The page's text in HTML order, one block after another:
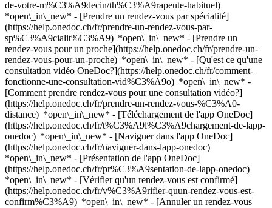
de-votre-m%C3%A9decin/th%C3%A9rapeute-habituel)
*open\_in\_new* - [Prendre un rendez-vous par spécialité]
(https://help.onedoc.ch/fr/prendre-un-rendez-vous-par-
sp%C3%A9cialit%C3%A9) *open\_in\_new* - [Prendre un
rendez-vous pour un proche](https://help.onedoc.ch/fr/prendre-un-
rendez-vous-pour-un-proche) *open\_in\_new* - [Qu'est ce qu'une
consultation vidéo OneDoc?](https://help.onedoc.ch/fr/comment-
fonctionne-une-consultation-vid%C3%A9o) *open\_in\_new* -
[Comment prendre rendez-vous pour une consultation vidéo?]
(https://help.onedoc.ch/fr/prendre-un-rendez-vous-%C3%A0-
distance) *open\_in\_new* - [Téléchargement de l'app OneDoc]
(https://help.onedoc.ch/fr/t%C3%A9l%C3%A9chargement-de-lapp-
onedoc) *open\_in\_new* - [Naviguer dans l'app OneDoc]
(https://help.onedoc.ch/fr/naviguer-dans-lapp-onedoc)
*open\_in\_new* - [Présentation de l'app OneDoc]
(https://help.onedoc.ch/fr/pr%C3%A9sentation-de-lapp-onedoc)
*open\_in\_new* - [Vérifier qu'un rendez-vous est confirmé](https://help.onedoc.ch/fr/v%C3%A9rifier-quun-rendez-vous-est-confirm%C3%A9) *open\_in\_new* - [Annuler un rendez-vous pris en ligne sur OneDoc](https://help.onedoc.ch/fr/annuler-un-rendez-vous-pris-en-ligne-sur-onedoc) *open\_in\_new* - [Je ne reçois pas de confirmation de rendez-vous](https://help.onedoc.ch/fr/je-ne-re%C3%A7ois-pas-de-confirmation-de-rendez-vous) *open\_in\_new* [Voir tous nos articles *open\_in\_new*](https://help.onedoc.ch/fr/) close ## Modifier votre recherche ![Maison avec un signe plus annonçant qu’une consultation peut être effectuée sur place](https://www.onedoc.ch/assets/images/icons/on-site.svg) Sur place ![Caméra avec un symbole lecture annonçant qu’une consultation peut être effectuée à distance en vidéo](https://www.onedoc.ch/assets/images/icons/remote.svg) À distance Rechercher #### Spécialités #### Praticiens #### Établissements edit Acupuncteur à Genève tune Filtrer par Nouveaux patients*keyboard\_arrow\_down* - Acceptés*check\_circle* Langue parlée*keyboard\_arrow\_down* - Allemand*check\_circle* - Anglais*check\_circle* - Arabe*check\_circle* - Chinois*check\_circle* - Croate*check\_circle* - Espagnol*check\_circle* - Français*check\_circle* - Hindi*check\_circle* - Italien*check\_circle* - Japonais*check\_circle* - Letton*check\_circle* - Polonais*check\_circle* - Portugais*check\_circle* - Roumain*check\_circle* - Russe*check\_circle* - Serbe*check\_circle* - Slovaque*check\_circle* - Tchèque*check\_circle* - Turc*check\_circle* - Vietnamien*check\_circle* Sexe*keyboard\_arrow\_down* - Femme*check\_circle* - Homme*check\_circle* Réseau*keyboard\_arrow\_down* - ASCA*check\_circle* - RME*check\_circle* - REMED*check\_circle* - NVS*check\_circle* - Medbase*check\_circle* - APTN*check\_circle* - Magellan*check\_circle* - Réseau Delta*check\_circle* Disponibilité*keyboard\_arrow\_down* - Disponible aujourdhui*check\_circle* - Dans les 3 prochains jours*check\_circle* - Dans les 7 prochains jours*check\_circle* - Dans les 14 prochains jours*check\_circle* # Acupuncture dans les environs de Genève: prenez rendez-vous en ligne aujourd'hui [![M. Chunli Fan, acupuncteur à Meyrin](https://assets.onedoc.ch/images/users/cf6279b1e98787b6512078cea78f8fcf88008345bebde503b70b9f199b593f47-small.png "M. Chunli Fan, acupuncteur à Meyrin")](https://www.onedoc.ch/fr/acupuncteur/meyrin/pxph/chunli-fan) ### [M. Chunli Fan](https://www.onedoc.ch/fr/acupuncteur/meyrin/pxph/chunli-fan) ![Badge indiquant un profil vérifié](https://www.onedoc.ch/assets/images/icons/checkmark.svg) [Acupuncteur](https://www.onedoc.ch/fr/acupuncteur/meyrin) [Dr Dong Clinique](https://www.onedoc.ch/fr/cabinet-paramedical/meyrin/epzv/dr-dong-clinique) Avenue de Feuillasse 24 1217 Meyrin ![M. Chunli Fan est affilié au réseau ASCA](https://assets.onedoc.ch/images/networks/logos/496d325fd4282f2f0a46197dd629fd16fcd2d324839e441a2a65aaa74df08a15-small.png)![M. Chunli Fan est affilié au réseau RME](https://assets.onedoc.ch/images/networks/logos/a202aabd14cdddb5ff03205af2481fb805645ff903773c55a6c572d22f23762e-small.png) ![Icône patient avec un signe plus annonçant que le professionnel accepte de nouveaux patients](https://www.onedoc.ch/assets/images/icons/new-patients.svg)Accepte les nouveaux patients [Réserver un RDV](https://www.onedoc.ch/fr/acupuncteur/meyrin/pxph/chunli-fan) *chevron\_left* dim. 02 août *chevron\_right* Voir plus de rendez-vous *error\_outline* Une erreur s'est produite lors du chargement des disponibilités [Réessayer](https://www.onedoc.ch) [![Mme Virginie Grima, acupunctrice à Chêne-Bourg](https://assets.onedoc.ch/images/users/87133d0eb9f44ca44b011ba96ec245a690bcbff7fa3c988cce606d0740047a47-small.jpg "Mme Virginie Grima, acupunctrice à Chêne-Bourg")](https://www.onedoc.ch/fr/acupunctrice/chene-bourg/pcwkp/virginie-grima) ### [Mme Virginie Grima](https://www.onedoc.ch/fr/acupunctrice/chene-bourg/pcwkp/virginie-grima) ![Badge indiquant un profil vérifié](https://www.onedoc.ch/assets/images/icons/checkmark.svg) [Acupunctrice](https://www.onedoc.ch/fr/acupuncteur/chene-bourg) Cabinet Medecine Chinoise/Reflexologie de Mme Virginie Grima Rue du Gothard 1 1225 Chêne-Bourg ![Mme Virginie Grima est affiliée au réseau ASCA](https://assets.onedoc.ch/images/networks/logos/496d325fd4282f2f0a46197dd629fd16fcd2d324839e441a2a65aaa74df08a15-small.png) ![Icône patient avec un signe plus annonçant que le professionnel accepte de nouveaux patients](https://www.onedoc.ch/assets/images/icons/new-patients.svg)Accepte les nouveaux patients [Réserver un RDV](https://www.onedoc.ch/fr/acupunctrice/chene-bourg/pcwkp/virginie-grima) *chevron\_left* dim. 02 août *chevron\_right* Voir plus de rendez-vous *error\_outline* Une erreur s'est produite lors du chargement des disponibilités [Réessayer](https://www.onedoc.ch) [![M. Benjamin Besnard, acupuncteur à Plan-les-Ouates](https://assets.onedoc.ch/images/users/7266ae48f67c03474d62bfa10bf667fa7d330fdb3fbea983ca04c6fe2ae5e895-small.jpg "M. Benjamin Besnard, acupuncteur à Plan-les-Ouates")](https://www.onedoc.ch/fr/acupuncteur/plan-les-ouates/pc3bd/benjamin-besnard) ### [M. Benjamin Besnard](https://www.onedoc.ch/fr/acupuncteur/plan-les-ouates/pc3bd/benjamin-besnard) ![Badge indiquant un profil vérifié](https://www.onedoc.ch/assets/images/icons/checkmark.svg) [Acupuncteur](https://www.onedoc.ch/fr/acupuncteur/plan-les-ouates) Plan-les-Ouates - Route de Saint-Julien 176 Route de Saint-Julien 176 1228 Plan-les-Ouates ![M. Benjamin Besnard est affilié au réseau ASCA](https://assets.onedoc.ch/images/networks/logos/496d325fd4282f2f0a46197dd629fd16fcd2d324839e441a2a65aaa74df08a15-small.png)![M. Benjamin Besnard est affilié au réseau RME](https://assets.onedoc.ch/images/networks/logos/a202aabd14cdddb5ff03205af2481fb805645ff903773c55a6c572d22f23762e-small.png) ![Icône patient avec un signe plus annonçant que le professionnel accepte de nouveaux patients](https://www.onedoc.ch/assets/images/icons/new-patients.svg)Accepte les nouveaux patients [Réserver un RDV](https://www.onedoc.ch/fr/acupuncteur/plan-les-ouates/pc3bd/benjamin-besnard) *chevron\_left* dim. 02 août *chevron\_right* Voir plus de rendez-vous *error\_outline* Une erreur s'est produite lors du chargement des disponibilités [Réessayer](https://www.onedoc.ch) [![Mme Isabelle Briers, acupunctrice à Plan-les-Ouates](https://assets.onedoc.ch/images/users/57ed7189ed6563834b50beb48be6ada55699451232f6c0a2f7a19794e23b437f-small.jpg "Mme Isabelle Briers, acupunctrice à Plan-les-Ouates")](https://www.onedoc.ch/fr/acupunctrice/plan-les-ouates/pcfm2/isabelle-briers) ### [Mme Isabelle Briers](https://www.onedoc.ch/fr/acupunctrice/plan-les-ouates/pcfm2/isabelle-briers) ![Badge indiquant un profil vérifié](https://www.onedoc.ch/assets/images/icons/checkmark.svg) [Acupunctrice](https://www.onedoc.ch/fr/acupuncteur/plan-les-ouates) Centre à Corps Route de Saint-Julien 176 1228 Plan-les-Ouates ![Mme Isabelle Briers est affiliée au réseau ASCA](https://assets.onedoc.ch/images/networks/logos/496d325fd4282f2f0a46197dd629fd16fcd2d324839e441a2a65aaa74df08a15-small.png)![Mme Isabelle Briers est affiliée au réseau RME](https://assets.onedoc.ch/images/networks/logos/a202aabd14cdddb5ff03205af2481fb805645ff903773c55a6c572d22f23762e-small.png) ![Icône patient avec un signe plus annonçant que le professionnel accepte de nouveaux patients](https://www.onedoc.ch/assets/images/icons/new-patients.svg)Accepte les nouveaux patients [Réserver un RDV](https://www.onedoc.ch/fr/acupunctrice/plan-les-ouates/pcfm2/isabelle-briers) [![Mme Margaux de Caro, acupunctrice à Vandœuvres](https://assets.onedoc.ch/images/users/41c0b56155071db0a8f600d256a92061bd9a347e3a4bfc3fcc6e1cc8db5fe55f-small.jpg "Mme Margaux de Caro, acupunctrice à Vandœuvres")](https://www.onedoc.ch/fr/acupunctrice/vand%C5%93uvres/pkyl/margaux-de-caro) ### [Mme Margaux de Caro](https://www.onedoc.ch/fr/acupunctrice/vand%C5%93uvres/pkyl/margaux-de-caro) ![Badge indiquant un profil vérifié](https://www.onedoc.ch/assets/images/icons/checkmark.svg) [Acupunctrice](https://www.onedoc.ch/fr/acupuncteur/vand%C5%93uvres) Acupuncture & Natural Therapy Centre Vandoeuvres Chemin du Paradis 7 1253 Vandœuvres ![Mme Margaux de Caro est affiliée au réseau ASCA](https://assets.onedoc.ch/images/networks/logos/496d325fd4282f2f0a46197dd629fd16fcd2d324839e441a2a65aaa74df08a15-small.png)![Mme Margaux de Caro est affiliée au réseau RME](https://assets.onedoc.ch/images/networks/logos/a202aabd14cdddb5ff03205af2481fb805645ff903773c55a6c572d22f23762e-small.png) ![Icône patient avec un signe plus annonçant que le professionnel accepte de nouveaux patients](https://www.onedoc.ch/assets/images/icons/new-patients.svg)Accepte les nouveaux patients [Réserver un RDV](https://www.onedoc.ch/fr/acupunctrice/vand%C5%93uvres/pkyl/margaux-de-caro) [![M. Thomas Lachat, acupuncteur à Bernex](https://assets.onedoc.ch/images/users/88d40288a59cbfb1ad1f6d4e97a2ceac48f6409b8d58107ef90a490defceaa5f-small.jpg "M. Thomas Lachat, acupuncteur à Bernex")](https://www.onedoc.ch/fr/acupuncteur/bernex/pcmu4/thomas-lachat) ### [M. Thomas Lachat](https://www.onedoc.ch/fr/acupuncteur/bernex/pcmu4/thomas-lachat) ![Badge indiquant un profil vérifié](https://www.onedoc.ch/assets/images/icons/checkmark.svg) [Acupuncteur](https://www.onedoc.ch/fr/acupuncteur/bernex) Thomas Lachat Bernex en Combes 25 1233 Bernex ![M. Thomas Lachat est affilié au réseau ASCA](https://assets.onedoc.ch/images/networks/logos/496d325fd4282f2f0a46197dd629fd16fcd2d324839e441a2a65aaa74df08a15-small.png)![M. Thomas Lachat est affilié au réseau RME](https://assets.onedoc.ch/images/networks/logos/a202aabd14cdddb5ff03205af2481fb805645ff903773c55a6c572d22f23762e-small.png) ![Icône patient avec un signe plus annonçant que le professionnel accepte de nouveaux patients](https://www.onedoc.ch/assets/images/icons/new-patients.svg)Accepte les nouveaux patie